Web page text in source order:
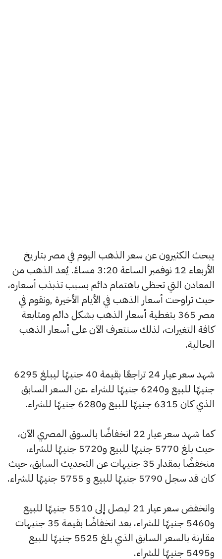
يبحث الكثيرون عن سعر الذهب اليوم في مصر بتاريخ
الأربعاء 12 نوفمبر الساعة 3:20 مساءً. يُعد الذهب من
المعادن التي تحظى باهتمام دائم بسبب تذبذب أسعاره،
حيث تراوحت أسعار الذهب في الأيام الأخيرة ,ونقوم في
مصر 365 بتغطية أسعار الذهب بشكل دائم ومتابعة
كافة التغيرات، لذلك سنتعرف الآن على أسعار الذهب
الحالية.
شهد سعر عيار 24 تراجعًا بقيمة 40 جنيهًا ليبلغ 6295
جنيهًا للبيع و6240 جنيهًا للشراء ،عن السعر السابق
الذي كان 6315 جنيهًا للبيع و6280 جنيهًا للشراء.
كما شهد سعر عيار 22 انخفاضًا بالسوق المصري الآن،
حيث بلغ 5770 جنيهًا للبيع و5720 جنيهًا للشراء،
منخفضًا بمقدار 35 جنيهات عن التحديث السابق، حيث
كان قد سجل 5790 جنيهًا للبيع و 5755 جنيهًا للشراء.
وانخفض سعر عيار 21 ليصل إلى 5510 جنيهًا للبيع
و5460 جنيهًا للشراء، بعد انخفاضًا بقيمة 35 جنيهات
مقارنة بالسعر السابق الذي بلغ 5525 جنيهًا للبيع
و5495 جنيهًا للشراء.